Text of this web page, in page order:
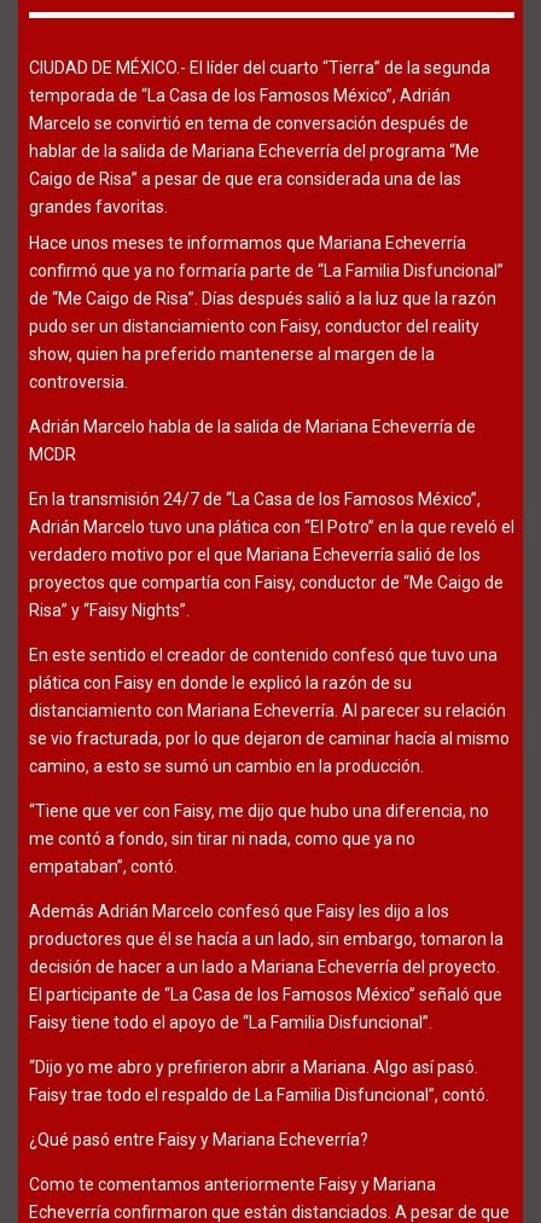
CIUDAD DE MÉXICO.- El líder del cuarto “Tierra” de la segunda
temporada de “La Casa de los Famosos México”, Adrián
Marcelo se convirtió en tema de conversación después de
hablar de la salida de Mariana Echeverría del programa “Me
Caigo de Risa” a pesar de que era considerada una de las
grandes favoritas.
Hace unos meses te informamos que Mariana Echeverría
confirmó que ya no formaría parte de “La Familia Disfuncional”
de “Me Caigo de Risa”. Días después salió a la luz que la razón
pudo ser un distanciamiento con Faisy, conductor del reality
show, quien ha preferido mantenerse al margen de la
controversia.
Adrián Marcelo habla de la salida de Mariana Echeverría de
MCDR
En la transmisión 24/7 de “La Casa de los Famosos México”,
Adrián Marcelo tuvo una plática con “El Potro” en la que reveló el
verdadero motivo por el que Mariana Echeverría salió de los
proyectos que compartía con Faisy, conductor de “Me Caigo de
Risa” y “Faisy Nights”.
En este sentido el creador de contenido confesó que tuvo una
plática con Faisy en donde le explicó la razón de su
distanciamiento con Mariana Echeverría. Al parecer su relación
se vio fracturada, por lo que dejaron de caminar hacía al mismo
camino, a esto se sumó un cambio en la producción.
“Tiene que ver con Faisy, me dijo que hubo una diferencia, no
me contó a fondo, sin tirar ni nada, como que ya no
empataban”, contó.
Además Adrián Marcelo confesó que Faisy les dijo a los
productores que él se hacía a un lado, sin embargo, tomaron la
decisión de hacer a un lado a Mariana Echeverría del proyecto.
El participante de “La Casa de los Famosos México” señaló que
Faisy tiene todo el apoyo de “La Familia Disfuncional”.
“Dijo yo me abro y prefirieron abrir a Mariana. Algo así pasó.
Faisy trae todo el respaldo de La Familia Disfuncional”, contó.
¿Qué pasó entre Faisy y Mariana Echeverría?
Como te comentamos anteriormente Faisy y Mariana
Echeverría confirmaron que están distanciados. A pesar de que